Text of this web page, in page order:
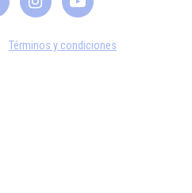
Términos y condiciones